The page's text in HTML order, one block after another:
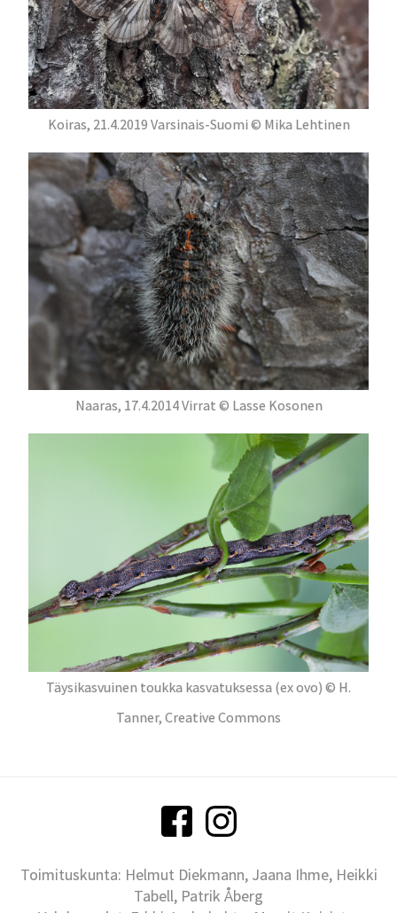
Koiras, 21.4.2019 Varsinais-Suomi © Mika Lehtinen
Naaras, 17.4.2014 Virrat © Lasse Kosonen
Täysikasvuinen toukka kasvatuksessa (ex ovo) © H.
Tanner, Creative Commons
Toimituskunta: Helmut Diekmann, Jaana Ihme, Heikki
Tabell, Patrik Åberg